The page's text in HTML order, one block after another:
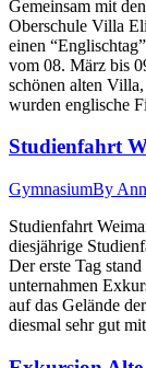
Gemeinsam mit
Oberschule Villa
einen
vom 08. März bis
schönen alten
wurden englische
Studienfahrt
GymnasiumBy
Studienfahrt
diesjährige
Der erste Tag
unternahmen
auf das Gelände
diesmal sehr gut